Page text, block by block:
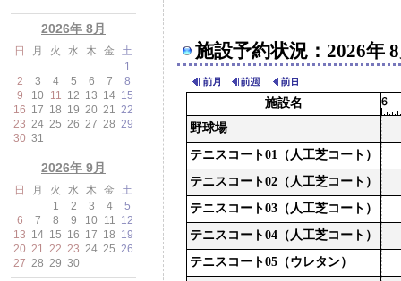
施設予約状況：2026年
施設名
野球場
テニスコート01（人工芝コート）
テニスコート02（人工芝コート）
テニスコート03（人工芝コート）
テニスコート04（人工芝コート）
テニスコート05（ウレタン）
2026年 8月
日 月 火 水 木 金
土
1
2
3 4 5 6 7
8
9
10 11 12 13 14 15
16 17 18 19 20 21 22
23 24 25 26 27 28 29
30 31
2026年 9月
日 月 火 水 木 金
土
1
2 3 4
5
6
7 8 9 10 11 12
13 14 15 16 17 18 19
20 21 22 23 24 25 26
27 28 29 30